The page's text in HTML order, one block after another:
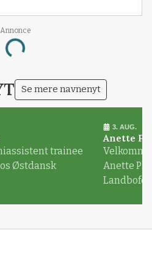
Annonce
Loading...
Se mere navnenyt
trainee
Østdansk
3. AUG.
Anette
Anette